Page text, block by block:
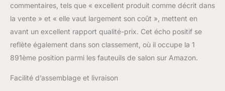
commentaires, tels que « excellent produit comme décrit dans
la vente » et « elle vaut largement son coût », mettent en
avant un excellent rapport qualité-prix. Cet écho positif se
reflète également dans son classement, où il occupe la 1
891ème position parmi les fauteuils de salon sur Amazon.
Facilité d’assemblage et livraison